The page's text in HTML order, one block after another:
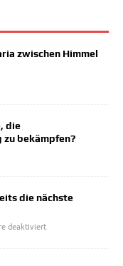
zwischen Himmel
die
bekämpfen?
die nächste
deaktiviert